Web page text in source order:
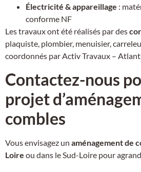
Électricité & appareillage :
conforme NF
Les travaux ont été réalisés par des
plaquiste, plombier, menuisier,
coordonnés par Activ Travaux –
Contactez-nous
projet
combles
Vous envisagez un aménagement de
Loire ou dans le Sud-Loire pour